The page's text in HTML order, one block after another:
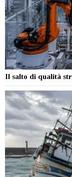
Il salto di qualità